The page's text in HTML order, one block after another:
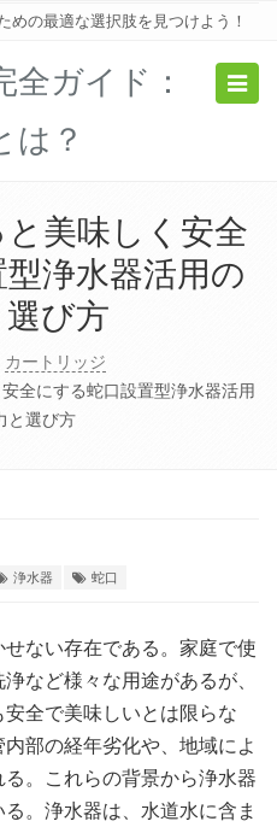
めの最適な選択肢を見つけよう！
ガイド：
は？
美味しく安全
浄水器活用の
び方
カートリッジ
全にする蛇口設置型浄水器活用
と選び方
浄水器 蛇口
ない存在である。 家庭で使
など様々な用途があるが、
全で美味しいとは限らな
部の経年劣化や、地域によ
。これらの背景から浄水器
。浄水器は、水道水に含ま